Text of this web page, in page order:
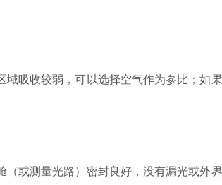
吸收较弱，可以选择空气作为参比；如
或测量光路）密封良好，没有漏光或外